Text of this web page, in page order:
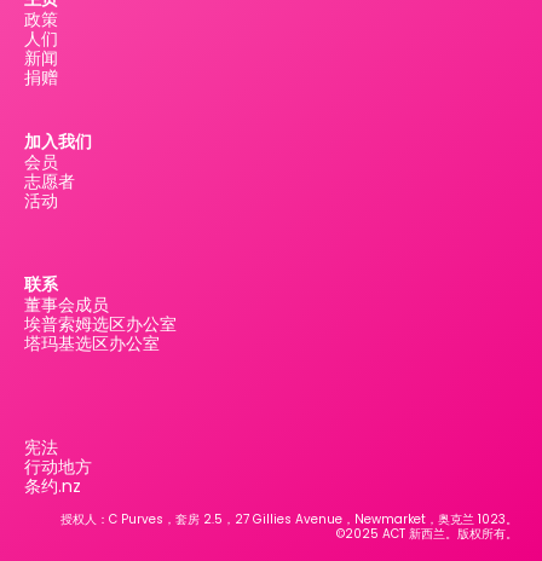
政策
人们
新闻
捐赠
加入我们
会员
志愿者
活动
联系
董事会成员
埃普索姆选区办公室
塔玛基选区办公室
宪法
行动地方
条约.nz
授权人：C Purves，套房 2.5，27 Gillies Avenue，Newmarket，奥克兰 1023。
©2025 ACT 新西兰。版权所有。